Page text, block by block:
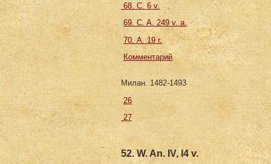
68. C. 6 v.
69. C. A. 249 v. a.
70. А. 19 r.
Комментарий
Милан. 1482-1493
26
27
52. W. An. IV, l4 v.